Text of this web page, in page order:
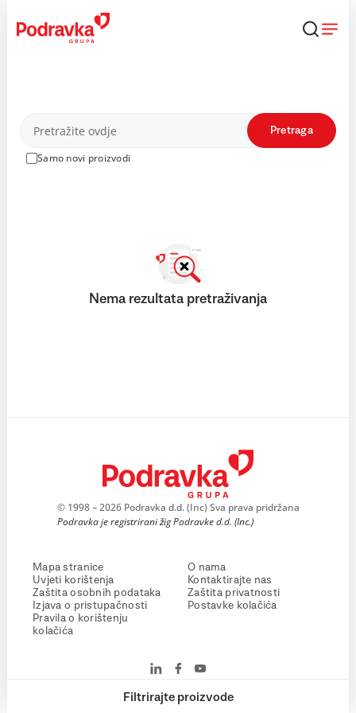
content
Proizvodi
Samo novi proizvodi
Pretraga
Filtrirajte proizvode
Nema rezultata pretraživanja
© 1998 – 2026 Podravka d.d. (Inc) Sva prava pridržana
Podravka je registrirani žig Podravke d.d. (Inc.)
Mapa stranice
Uvjeti korištenja
Zaštita osobnih podataka
Izjava o pristupačnosti
Pravila o korištenju
kolačića
O nama
Kontaktirajte nas
Zaštita privatnosti
Postavke kolačića